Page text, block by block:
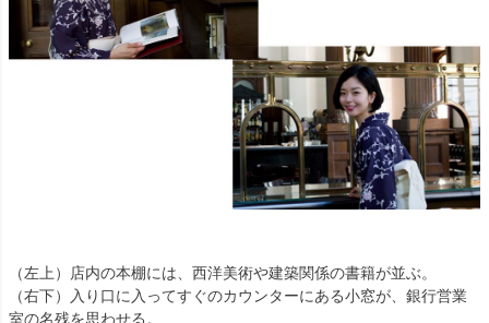
（左上）店内の本棚には、西洋美術や建築関係の書籍が並ぶ。
（右下）入り口に入ってすぐのカウンターにある小窓が、銀行営業
室の名残を思わせる。